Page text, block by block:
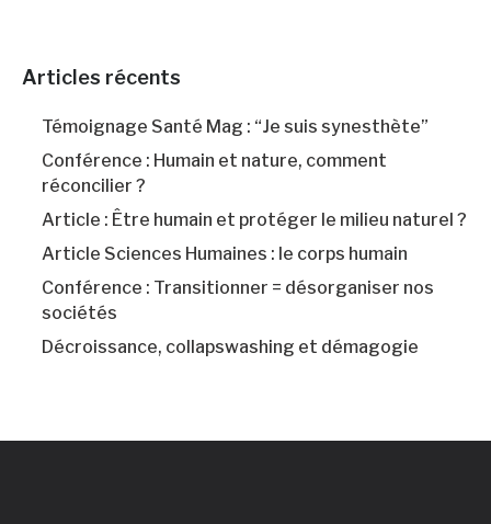
Articles récents
Témoignage Santé Mag : “Je suis synesthète”
Conférence : Humain et nature, comment
réconcilier ?
Article : Être humain et protéger le milieu naturel ?
Article Sciences Humaines : le corps humain
Conférence : Transitionner = désorganiser nos
sociétés
Décroissance, collapswashing et démagogie